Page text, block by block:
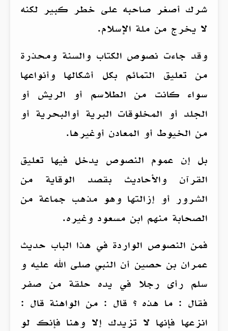
شرك أصغر صاحبه على خطر كبير لكنه
لا يخرج من ملة الإسلام.
وقد جاءت نصوص الكتاب والسنة ومحذرة
من تعليق التمائم بكل أشكالها وأنواعها
سواء كانت من الطلاسم أو الريش أو
الجلد أو المخلوقات البرية أوالبحرية أو
من الخيوط أو المعادن أوغيرها.
بل إن عموم النصوص يدخل فيها تعليق
القرآن والأحاديث بقصد الوقاية من
الشرور أو إزالتها وهو مذهب جماعة من
الصحابة منهم ابن مسعود وغيره.
فمن النصوص الواردة في هذا الباب حديث
عمران بن حصين أن النبي صلى الله عليه و
سلم رأى رجلا في يده حلقة من صفر
فقال : ما هذه ؟ قال : من الواهنة قال :
انزعها فإنها لا تزيدك إلا وهنا فإنك لو